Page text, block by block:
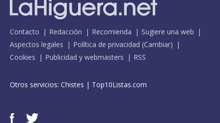
Contacto Redacción Recomienda
Sugiere una web
Aspectos legales
Política de privacidad (Cambiar)
Cookies
Publicidad y webmasters RSS
Otros servicios: Chistes | Top10Listas.com